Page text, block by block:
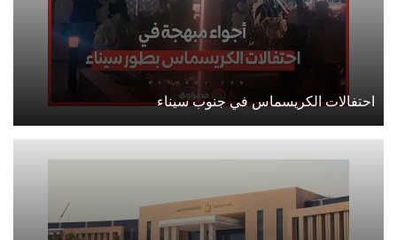
احتفالات الكريسماس في جنوب سيناء